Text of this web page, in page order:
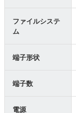
ファイルシステ
ム
端子形状
端子数
電源